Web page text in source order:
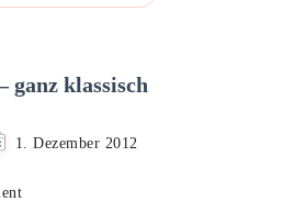
ganz klassisch
1. Dezember 2012
on